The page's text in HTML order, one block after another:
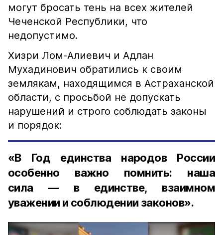
могут бросать тень на всех жителей
Чеченской Республики, что
недопустимо.
Хизри Лом-Алиевич и Адлан
Мухадинович обратились к своим
землякам, находящимся в Астраханской
области, с просьбой не допускать
нарушений и строго соблюдать законы
и порядок:
«В Год единства народов России
особенно важно помнить: наша
сила — в единстве, взаимном
уважении и соблюдении законов».